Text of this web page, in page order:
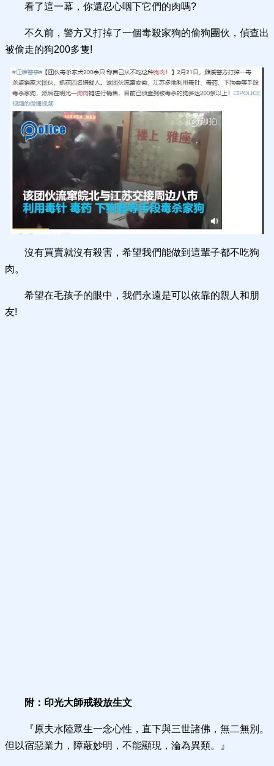
看了這一幕，你還忍心咽下它們的肉嗎?
不久前，警方又打掉了一個毒殺家狗的偷狗團伙，偵查出
被偷走的狗200多隻!
沒有買賣就沒有殺害，希望我們能做到這輩子都不吃狗
肉。
希望在毛孩子的眼中，我們永遠是可以依靠的親人和朋
友!
附：印光大師戒殺放生文
『原夫水陸眾生一念心性，直下與三世諸佛，無二無別。
但以宿惡業力，障蔽妙明，不能顯現，淪為異類。』